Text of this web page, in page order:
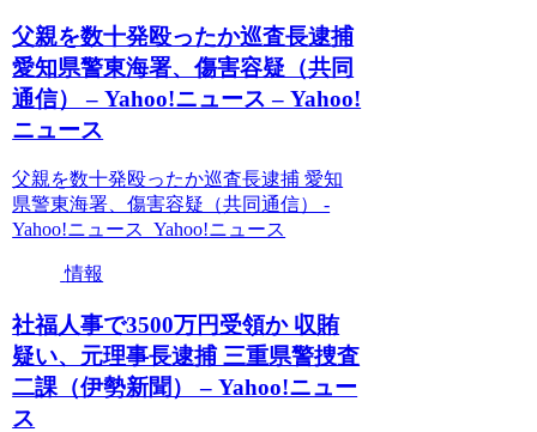
父親を数十発殴ったか巡査長逮捕
愛知県警東海署、傷害容疑（共同
通信） – Yahoo!ニュース – Yahoo!
ニュース
父親を数十発殴ったか巡査長逮捕 愛知
県警東海署、傷害容疑（共同通信） -
Yahoo!ニュース Yahoo!ニュース
情報
社福人事で3500万円受領か 収賄
疑い、元理事長逮捕 三重県警捜査
二課（伊勢新聞） – Yahoo!ニュー
ス